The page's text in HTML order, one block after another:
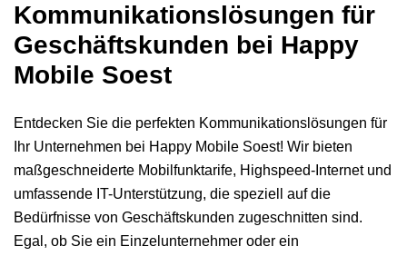
Kommunikationslösungen für
Geschäftskunden bei Happy
Mobile Soest
Entdecken Sie die perfekten Kommunikationslösungen für
Ihr Unternehmen bei Happy Mobile Soest! Wir bieten
maßgeschneiderte Mobilfunktarife, Highspeed-Internet und
umfassende IT-Unterstützung, die speziell auf die
Bedürfnisse von Geschäftskunden zugeschnitten sind.
Egal, ob Sie ein Einzelunternehmer oder ein